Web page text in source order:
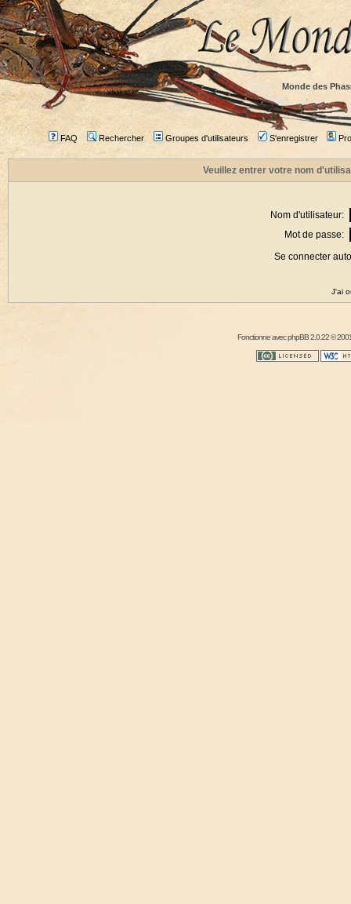
Monde des
FAQ Rechercher Groupes d'utilisateurs S'enregistrer
Veuillez entrer votre nom
Nom d'utilisateur:
Mot de passe:
Se connecter
J'ai
Fonctionne avecphpBB2.0.22 ©